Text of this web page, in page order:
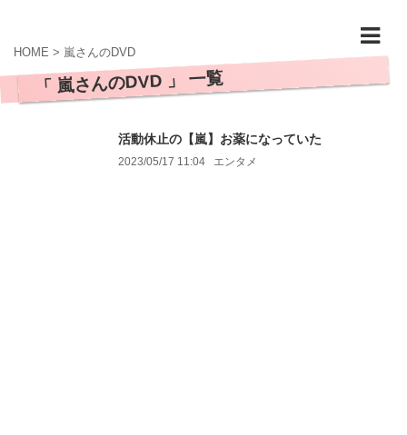
HOME > 嵐さんのDVD
「 嵐さんのDVD 」 一覧
活動休止の【嵐】お薬になっていた
2023/05/17 11:04 エンタメ